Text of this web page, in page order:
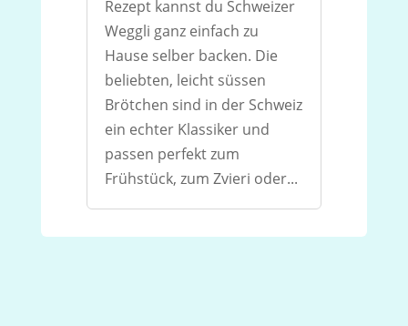
Rezept kannst du Schweizer
Weggli ganz einfach zu
Hause selber backen. Die
beliebten, leicht süssen
Brötchen sind in der Schweiz
ein echter Klassiker und
passen perfekt zum
Frühstück, zum Zvieri oder...